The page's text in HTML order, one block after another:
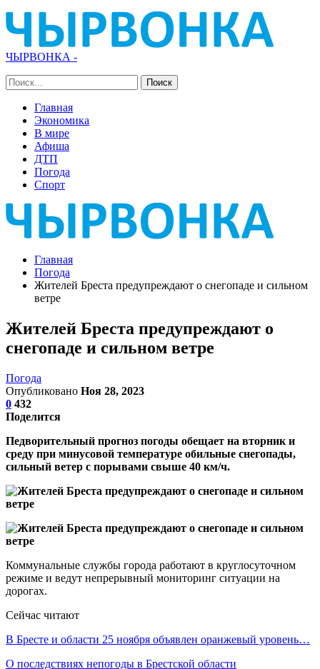
ЧЫРВОНКА -
Главная
Экономика
В мире
Афиша
ДТП
Погода
Спорт
Главная
Погода
Жителей Бреста предупреждают о снегопаде и сильном
ветре
Жителей Бреста предупреждают о
снегопаде и сильном ветре
Погода
Опубликовано Ноя 28, 2023
0 432
Поделится
Педворительный прогноз погоды обещает на вторник и
среду при минусовой температуре обильные снегопады,
сильный ветер с порывами свыше 40 км/ч.
Коммунальные службы города работают в круглосуточном
режиме и ведут непрерывный мониторинг ситуации на
дорогах.
Сейчас читают
В Бресте и области 25 ноября объявлен оранжевый уровень…
О последствиях непогоды в Брестской области